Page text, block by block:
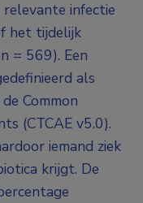
infectie
het tijdelijk
= 569). Een
als
Common
(CTCAE v5.0).
iemand ziek
krijgt. De